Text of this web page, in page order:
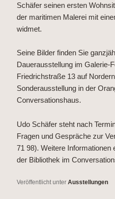
Schäfer seinen ersten
der maritimen Malerei mit
widmet.
Seine Bilder finden Sie
Dauerausstellung im Galerie-
Friedrichstraße 13 auf
Sonderausstellung in der
Conversationshaus.
Udo Schäfer steht nach
Fragen und Gespräche zur
71 98). Weitere Informationen
der Bibliothek im
Veröffentlicht unter Ausstellungen